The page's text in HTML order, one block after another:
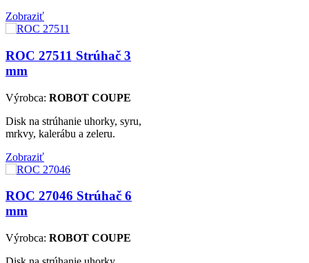
Zobraziť
ROC 27511 Strúhač 3
mm
Výrobca: ROBOT COUPE
Disk na strúhanie uhorky, syru,
mrkvy, kalerábu a zeleru.
Zobraziť
ROC 27046 Strúhač 6
mm
Výrobca: ROBOT COUPE